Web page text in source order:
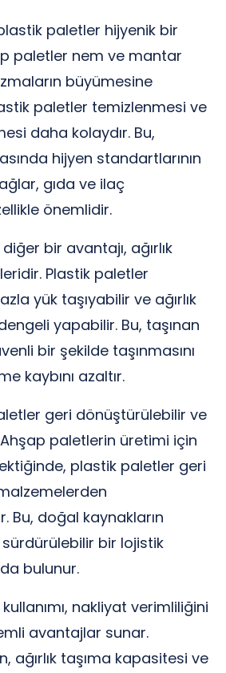
paletler hijyenik bir
paletler nem ve mantar
büyümesine
paletler temizlenmesi ve
daha kolaydır. Bu,
hijyen standartlarının
gıda ve ilaç
önemlidir.
bir avantajı, ağırlık
Plastik paletler
yük taşıyabilir ve ağırlık
dengeli yapabilir. Bu, taşınan
bir şekilde taşınmasını
kaybını azaltır.
geri dönüştürülebilir ve
paletlerin üretimi için
plastik paletler geri
Bu, doğal kaynakların
bir lojistik
bulunur.
nakliyat verimliliğini
avantajlar sunar.
ağırlık taşıma kapasitesi ve